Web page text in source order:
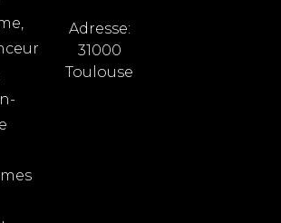
Adresse:
31000
Toulouse